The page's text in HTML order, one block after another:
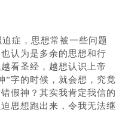
症，思想常被一些问题
认为是多余的思想和行
看圣经，越想认识上帝
”字的时候，就会想，究竟
假神？其实我肯定我信的
思想跑出来，令我无法继